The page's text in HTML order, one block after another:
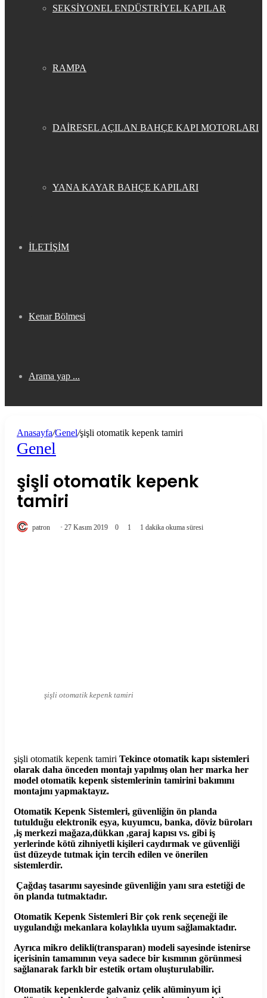
SEKSİYONEL ENDÜSTRİYEL KAPILAR
RAMPA
DAİRESEL AÇILAN BAHÇE KAPI MOTORLARI
YANA KAYAR BAHÇE KAPILARI
İLETİŞİM
Kenar Bölmesi
Arama yap ...
Anasayfa/Genel/şişli otomatik kepenk tamiri
Genel
şişli otomatik kepenk
tamiri
patron 27 Kasım 2019 0 1 1 dakika okuma süresi
şişli otomatik kepenk tamiri
şişli otomatik kepenk tamiri Tekince otomatik kapı sistemleri
olarak daha önceden montajı yapılmış olan her marka her
model otomatik kepenk sistemlerinin tamirini bakımını
montajını yapmaktayız.
Otomatik Kepenk Sistemleri, güvenliğin ön planda
tutulduğu elektronik eşya, kuyumcu, banka, döviz büroları
,iş merkezi mağaza,dükkan ,garaj kapısı vs. gibi iş
yerlerinde kötü zihniyetli kişileri caydırmak ve güvenliği
üst düzeyde tutmak için tercih edilen ve önerilen
sistemlerdir.
Çağdaş tasarımı sayesinde güvenliğin yanı sıra estetiği de
ön planda tutmaktadır.
Otomatik Kepenk Sistemleri Bir çok renk seçeneği ile
uygulandığı mekanlara kolaylıkla uyum sağlamaktadır.
Ayrıca mikro delikli(transparan) modeli sayesinde istenirse
içerisinin tamamının veya sadece bir kısmının görünmesi
sağlanarak farklı bir estetik ortam oluşturulabilir.
Otomatik kepenklerde galvaniz çelik alüminyum içi